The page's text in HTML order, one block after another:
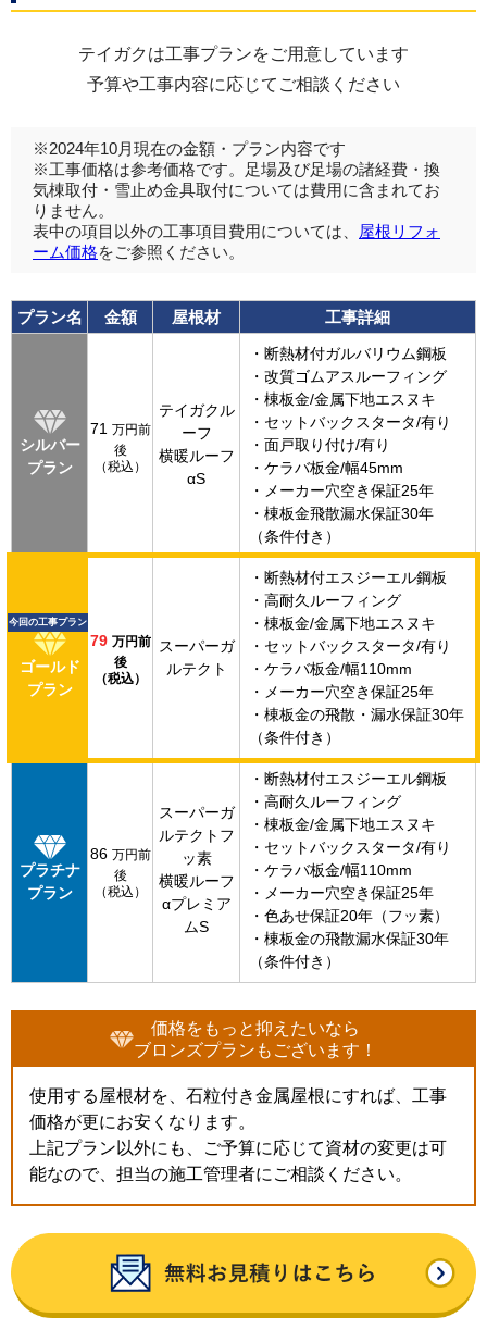
テイガクは工事プランをご用意しています
予算や工事内容に応じてご相談ください
※2024年10月現在の金額・プラン内容です
※工事価格は参考価格です。足場及び足場の諸経費・換
気棟取付・雪止め金具取付については費用に含まれてお
りません。
表中の項目以外の工事項目費用については、
屋根リフォ
ーム価格をご参照ください。
プラン名 金額 屋根材 工事詳細
シルバー
プラン
71 万円前
後
（税込）
テイガクル
ーフ
横暖ルーフ
αS
・断熱材付ガルバリウム鋼板
・改質ゴムアスルーフィング
・棟板金/金属下地エスヌキ
・セットバックスタータ/有り
・面戸取り付け/有り
・ケラバ板金/幅45mm
・メーカー穴空き保証25年
・棟板金飛散漏水保証30年
（条件付き）
今回の工事プラン
ゴールド
プラン
79 万円前
後
（税込）
スーパーガ
ルテクト
・断熱材付エスジーエル鋼板
・高耐久ルーフィング
・棟板金/金属下地エスヌキ
・セットバックスタータ/有り
・ケラバ板金/幅110mm
・メーカー穴空き保証25年
・棟板金の飛散・漏水保証30年
（条件付き）
プラチナ
プラン
86 万円前
後
（税込）
スーパーガ
ルテクトフ
ッ素
横暖ルーフ
αプレミア
ムS
・断熱材付エスジーエル鋼板
・高耐久ルーフィング
・棟板金/金属下地エスヌキ
・セットバックスタータ/有り
・ケラバ板金/幅110mm
・メーカー穴空き保証25年
・色あせ保証20年（フッ素）
・棟板金の飛散漏水保証30年
（条件付き）
価格をもっと抑えたいなら
ブロンズプランもございます！
使用する屋根材を、石粒付き金属屋根にすれば、工事
価格が更にお安くなります。
上記プラン以外にも、ご予算に応じて資材の変更は可
能なので、担当の施工管理者にご相談ください。